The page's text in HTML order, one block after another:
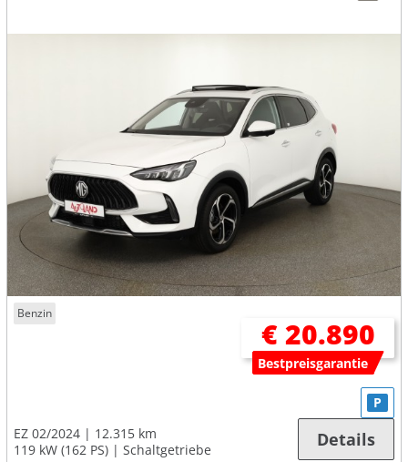
Benzin
€ 20.890
Bestpreisgarantie
EZ 02/2024
12.315 km
119 kW (162 PS)
Schaltgetriebe
P
Details